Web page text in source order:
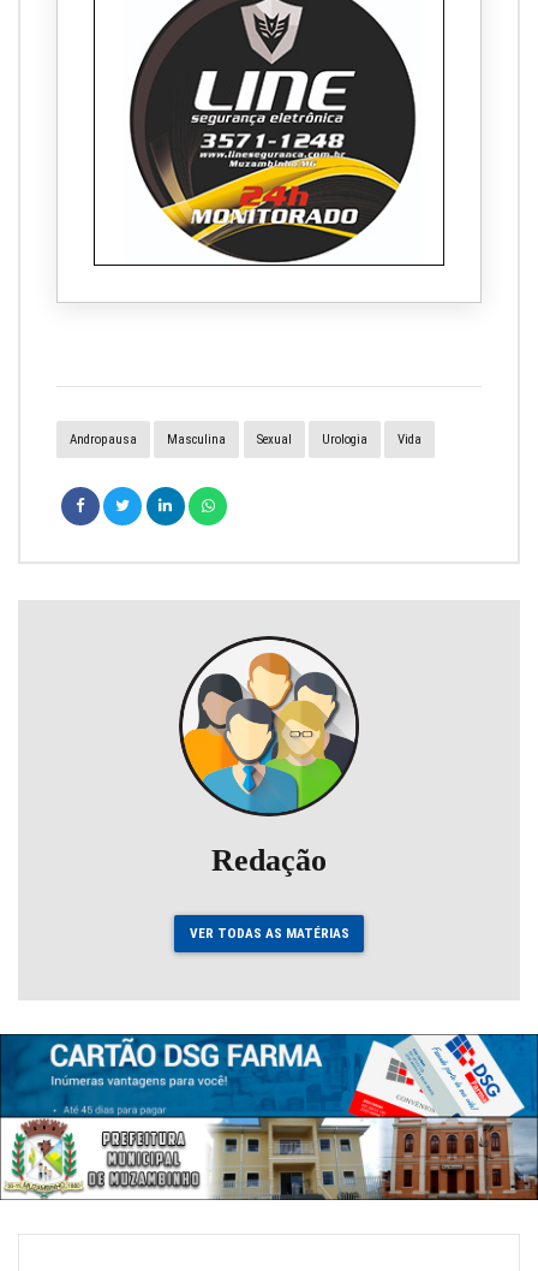
Andropausa Masculina Sexual Urologia Vida
Redação
VER TODAS AS MATÉRIAS